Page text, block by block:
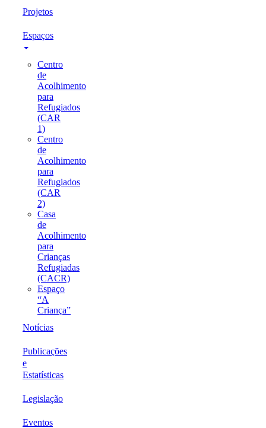
Projetos
Espaços
Centro
de
Acolhimento
para
Refugiados
(CAR
1)
Centro
de
Acolhimento
para
Refugiados
(CAR
2)
Casa
de
Acolhimento
para
Crianças
Refugiadas
(CACR)
Espaço
“A
Criança”
Notícias
Publicações
e
Estatísticas
Legislação
Eventos